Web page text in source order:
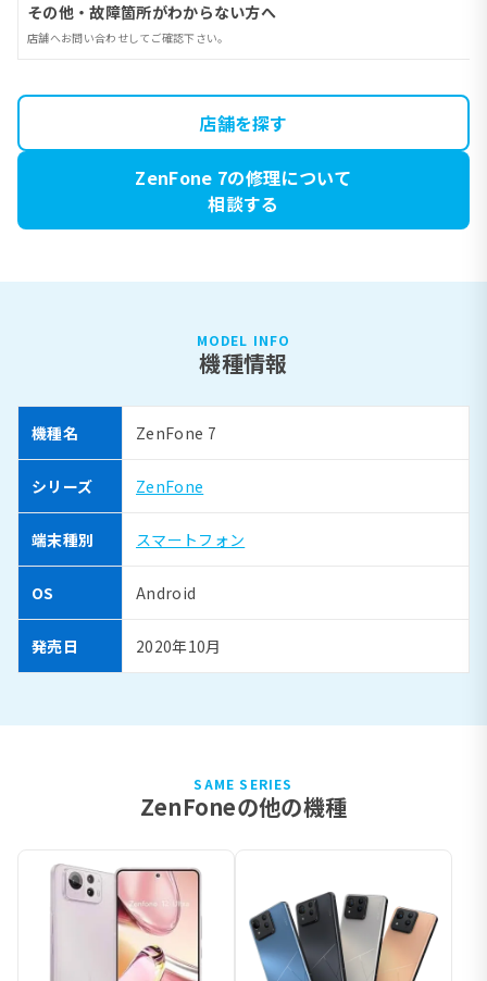
その他・故障箇所がわからない方へ
店舗へお問い合わせしてご確認下さい。
店舗を探す
ZenFone 7の修理について
相談する
MODEL INFO
機種情報
機種名 ZenFone 7
シリーズ ZenFone
端末種別 スマートフォン
OS Android
発売日 2020年10月
SAME SERIES
ZenFoneの他の機種